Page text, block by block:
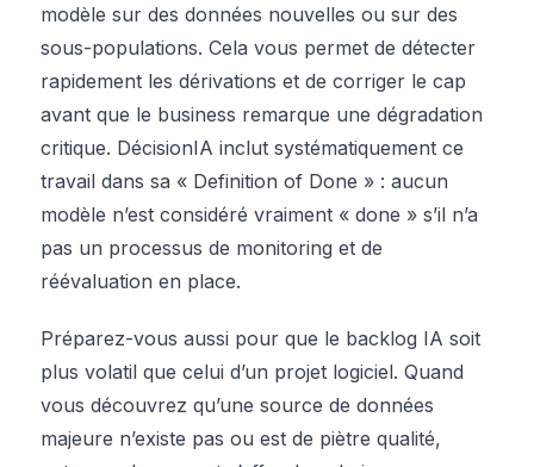
modèle sur des données nouvelles ou sur des
sous-populations. Cela vous permet de détecter
rapidement les dérivations et de corriger le cap
avant que le business remarque une dégradation
critique. DécisionIA inclut systématiquement ce
travail dans sa « Definition of Done » : aucun
modèle n’est considéré vraiment « done » s’il n’a
pas un processus de monitoring et de
réévaluation en place.
Préparez-vous aussi pour que le backlog IA soit
plus volatil que celui d’un projet logiciel. Quand
vous découvrez qu’une source de données
majeure n’existe pas ou est de piètre qualité,